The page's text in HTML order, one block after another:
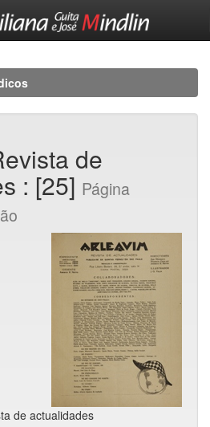
de
: [25] Página
de actualidades